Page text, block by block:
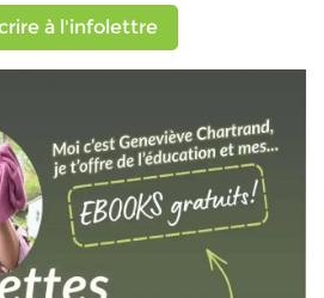
à l'infolettre